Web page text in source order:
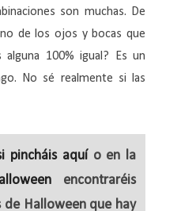
son muchas. De
de los ojos y bocas que
alguna 100% igual? Es un
No sé realmente si las
pincháis aquío en la
encontraréis
de Halloween que hay